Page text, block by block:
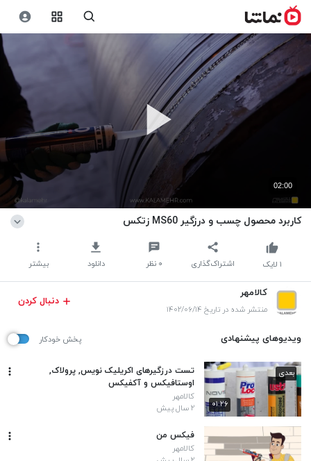
02:00
کاربرد محصول چسب و درزگیر MS60 زتکس
اشتراک‌گذاری ۰ نظر دانلود بیشتر ۱ لایک
کالامهر
منتشر شده در تاریخ ۱۴۰۲/۰۶/۱۴
دنبال کردن
ویدیوهای پیشنهادی پخش خودکار
۰۱:۲۶
بعدی
تست درزگیرهای اکریلیک نویس, پرولاک,
اوستافیکس و آکفیکس
کالامهر
۲ سال پیش
فیکس من
کالامهر